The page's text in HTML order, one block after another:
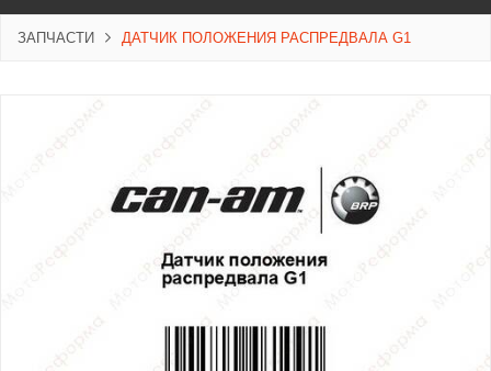
ЗАПЧАСТИ ДАТЧИК ПОЛОЖЕНИЯ РАСПРЕДВАЛА G1